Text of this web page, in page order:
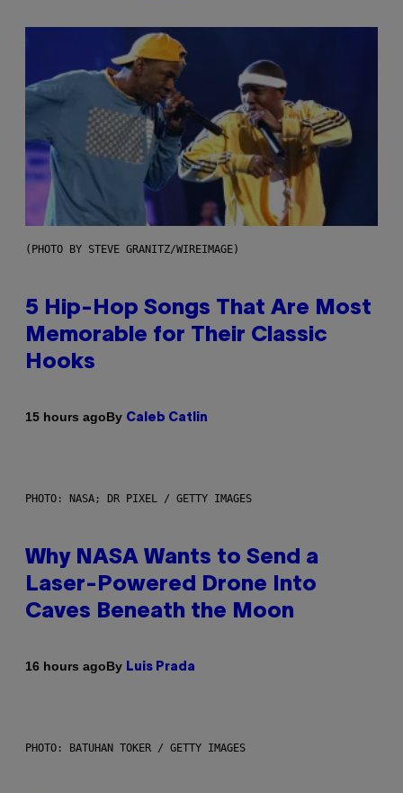
(PHOTO BY STEVE GRANITZ/WIREIMAGE)
5 Hip-Hop Songs That Are Most
Memorable for Their Classic
Hooks
15 hours agoBy Caleb Catlin
PHOTO: NASA; DR PIXEL / GETTY IMAGES
Why NASA Wants to Send a
Laser-Powered Drone Into
Caves Beneath the Moon
16 hours agoBy Luis Prada
PHOTO: BATUHAN TOKER / GETTY IMAGES